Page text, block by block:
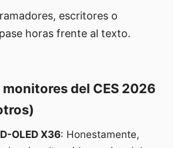
escritores o
horas frente al texto.
del CES 2026
OLED X36: Honestamente,